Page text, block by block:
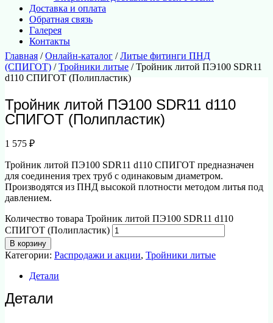
Доставка и оплата
Обратная связь
Галерея
Контакты
Главная /Онлайн-каталог /Литые фитинги ПНД
(СПИГОТ) /Тройники литые / Тройник литой ПЭ100 SDR11
d110 СПИГОТ (Полипластик)
Тройник литой ПЭ100 SDR11 d110
СПИГОТ (Полипластик)
1 575 ₽
Тройник литой ПЭ100 SDR11 d110 СПИГОТ предназначен
для соединения трех труб с одинаковым диаметром.
Производятся из ПНД высокой плотности методом литья под
давлением.
Количество товара Тройник литой ПЭ100 SDR11 d110
СПИГОТ (Полипластик)
В корзину
Категории: Распродажи и акции, Тройники литые
Детали
Детали